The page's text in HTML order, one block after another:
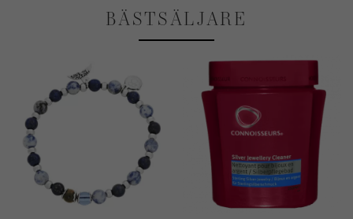
BÄSTSÄLJARE